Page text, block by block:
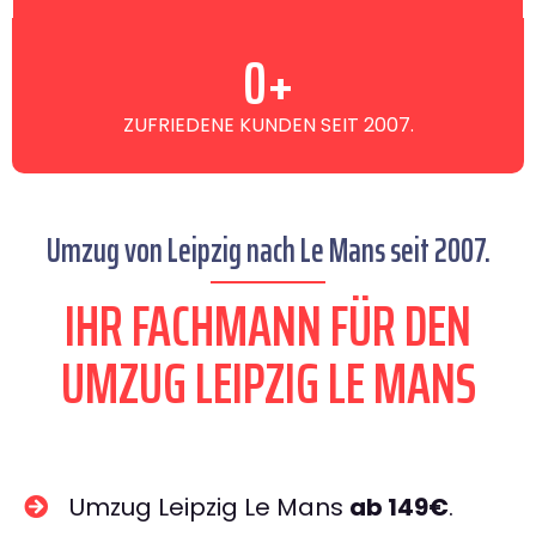
ZUFRIEDENE KUNDEN SEIT 2007.
0+
Umzug von Leipzig nach Le Mans seit 2007.
IHR FACHMANN FÜR DEN
UMZUG LEIPZIG LE MANS
Umzug Leipzig Le Mans ab 149€.